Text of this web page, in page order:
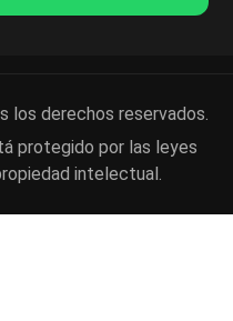
los derechos reservados.
protegido por las leyes
intelectual.